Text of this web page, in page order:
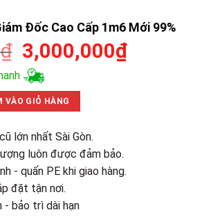
Đốc Cao Cấp 1m6 Mới 99%
₫ Giá
gốc
là:
4,250,000₫.
3,000,000₫Giá
Cao Cấp 1m6 Mới 99% số lượng
VÀO GIỎ HÀNG
lớn nhất Sài Gòn.
luôn được đảm bảo.
- quấn PE khi giao hàng.
đặt tận nơi.
- bảo trì dài hạn